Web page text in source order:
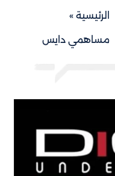
الرئيسية »
مساهمي دايس